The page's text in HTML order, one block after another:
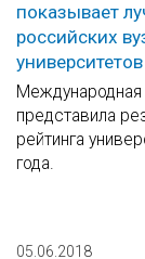
показывает
российских
университетов
Международная
представила
рейтинга
года.
05.06.2018